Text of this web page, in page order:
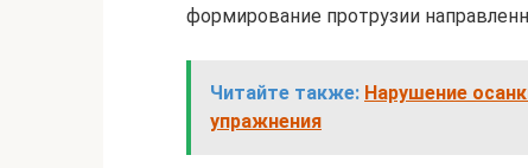
формирование протрузии
Читайте также: Нарушение
упражнения